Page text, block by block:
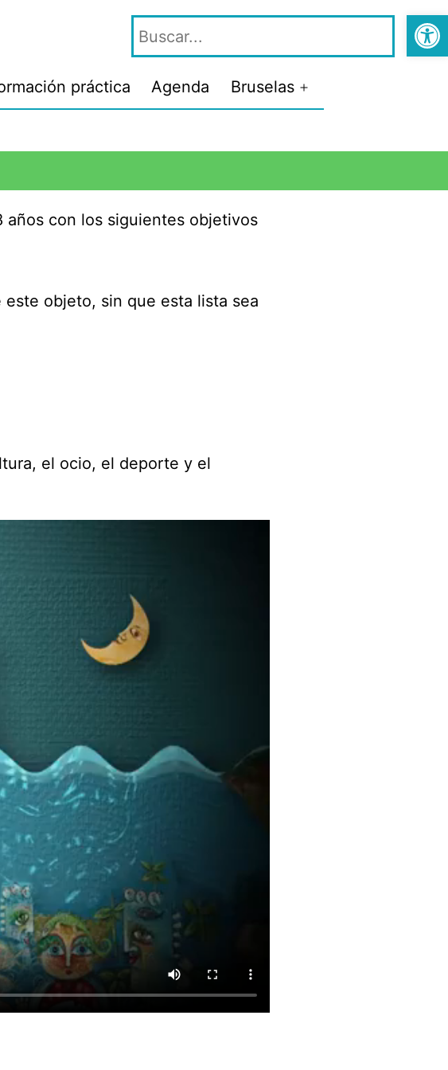
Abrir
práctica Agenda Bruselas
años con los siguientes objetivos
este objeto, sin que esta lista sea
el ocio, el deporte y el